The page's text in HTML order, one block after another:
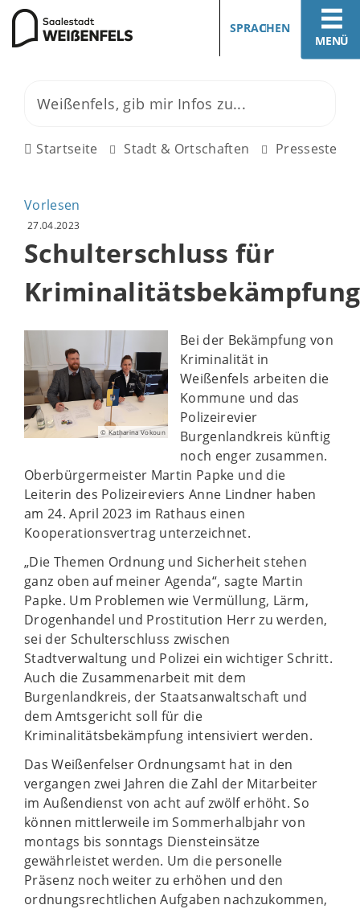
MENÜ
SPRACHEN
Startseite Stadt & Ortschaften Pressestelle
Vorlesen
27.04.2023
Schulterschluss für
Kriminalitätsbekämpfung
© Katharina Vokoun
Bei der Bekämpfung von
Kriminalität in
Weißenfels arbeiten die
Kommune und das
Polizeirevier
Burgenlandkreis künftig
noch enger zusammen.
Oberbürgermeister Martin Papke und die
Leiterin des Polizeireviers Anne Lindner haben
am 24. April 2023 im Rathaus einen
Kooperationsvertrag unterzeichnet.
„Die Themen Ordnung und Sicherheit stehen
ganz oben auf meiner Agenda“, sagte Martin
Papke. Um Problemen wie Vermüllung, Lärm,
Drogenhandel und Prostitution Herr zu werden,
sei der Schulterschluss zwischen
Stadtverwaltung und Polizei ein wichtiger Schritt.
Auch die Zusammenarbeit mit dem
Burgenlandkreis, der Staatsanwaltschaft und
dem Amtsgericht soll für die
Kriminalitätsbekämpfung intensiviert werden.
Das Weißenfelser Ordnungsamt hat in den
vergangen zwei Jahren die Zahl der Mitarbeiter
im Außendienst von acht auf zwölf erhöht. So
können mittlerweile im Sommerhalbjahr von
montags bis sonntags Diensteinsätze
gewährleistet werden. Um die personelle
Präsenz noch weiter zu erhöhen und den
ordnungsrechtlichen Aufgaben nachzukommen,